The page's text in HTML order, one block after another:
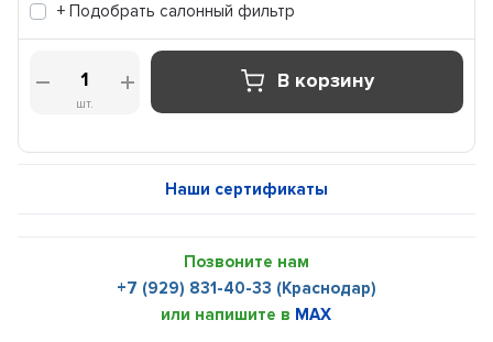
+ Подобрать салонный фильтр
шт.
В корзину
Наши сертификаты
Позвоните нам
+7 (929) 831-40-33 (Краснодар)
или напишите в MAX